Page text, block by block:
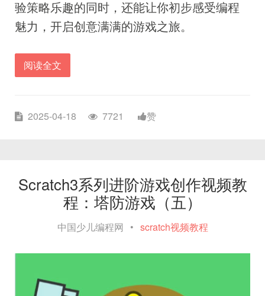
验策略乐趣的同时，还能让你初步感受编程
魅力，开启创意满满的游戏之旅。
阅读全文
2025-04-18 7721 赞
Scratch3系列进阶游戏创作视频教
程：塔防游戏（五）
中国少儿编程网 • scratch视频教程